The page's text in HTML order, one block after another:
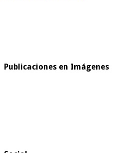
Publicaciones en Imágenes